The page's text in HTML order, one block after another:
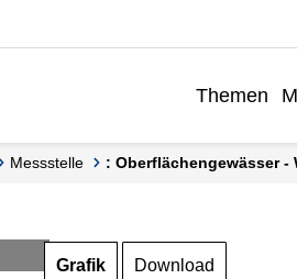
Themen
Messstelle : Oberflächengewässer -
Grafik Download